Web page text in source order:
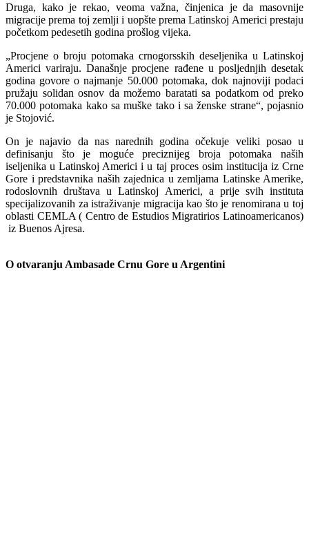
Druga, kako je rekao, veoma važna, činjenica je da masovnije
migracije prema toj zemlji i uopšte prema Latinskoj Americi prestaju
početkom pedesetih godina prošlog vijeka.
„Procjene o broju potomaka crnogorsskih deseljenika u Latinskoj
Americi variraju. Današnje procjene rađene u posljednjih desetak
godina govore o najmanje 50.000 potomaka, dok najnoviji podaci
pružaju solidan osnov da možemo baratati sa podatkom od preko
70.000 potomaka kako sa muške tako i sa ženske strane“, pojasnio
je Stojović.
On je najavio da nas narednih godina očekuje veliki posao u
definisanju što je moguće preciznijeg broja potomaka naših
iseljenika u Latinskoj Americi i u taj proces osim institucija iz Crne
Gore i predstavnika naših zajednica u zemljama Latinske Amerike,
rodoslovnih društava u Latinskoj Americi, a prije svih instituta
specijalizovanih za istraživanje migracija kao što je renomirana u toj
oblasti CEMLA ( Centro de Estudios Migratirios Latinoamericanos)
iz Buenos Ajresa.
O otvaranju Ambasade Crnu Gore u Argentini